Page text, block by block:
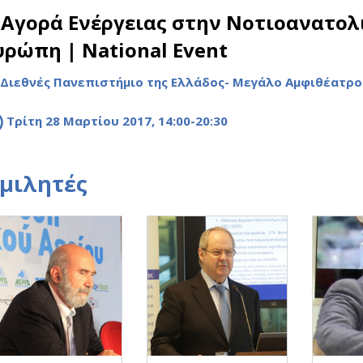
Ενέργειας στην
| National Event
Πανεπιστήμιο της Ελλάδος- Μεγάλο Αμφιθέατρο
Τρίτη 28 Μαρτίου 2017, 14:00-20:30